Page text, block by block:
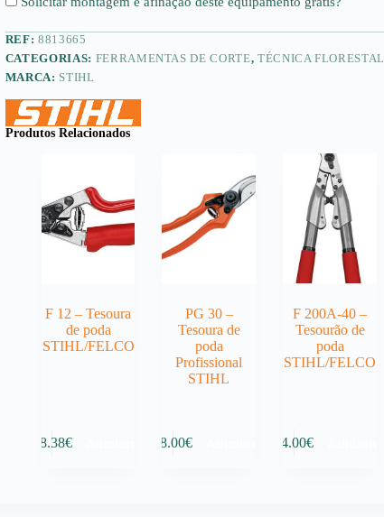
-
de
poda
Amboss
REF:8813665
CATEGORIAS: FERRAMENTAS DE CORTE, TÉCNICA FLORESTAL
MARCA: STIHL
Produtos Relacionados
F 12 – Tesoura
de poda
STIHL/FELCO
78.38€
PG 30 –
Tesoura de
poda
Profissional
STIHL
58.00€
F 200A-40 –
Tesourão de
poda
STIHL/FELCO
94.00€